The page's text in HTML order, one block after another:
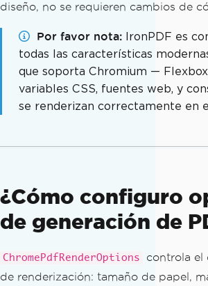
diseño, no se requieren cambios de
Por favor nota
IronPDF es
todas las características
que soporta Chromium —
variables CSS, fuentes web, y
se renderizan correctamente en
¿Cómo configuro
de generación de
ChromePdfRenderOptions
controla el
de renderización: tamaño de papel,